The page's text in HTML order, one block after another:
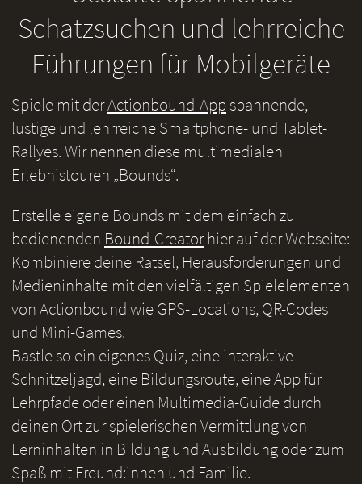
Schatzsuchen und lehrreiche
Führungen für Mobilgeräte
Spiele mit derActionbound-Appspannende,
lustige und lehrreiche Smartphone- und Tablet-
Rallyes. Wir nennen diese multimedialen
Erlebnistouren „Bounds“.
Erstelle eigene Bounds mit dem einfach zu
bedienenden Bound-Creatorhier auf der Webseite:
Kombiniere deine Rätsel, Herausforderungen und
Medieninhalte mit den vielfältigen Spielelementen
von Actionbound wie GPS-Locations, QR-Codes
und Mini-Games.
Bastle so ein eigenes Quiz, eine interaktive
Schnitzeljagd, eine Bildungsroute, eine App für
Lehrpfade oder einen Multimedia-Guide durch
deinen Ort zur spielerischen Vermittlung von
Lerninhalten in Bildung und Ausbildung oder zum
Spaß mit Freund:innen und Familie.